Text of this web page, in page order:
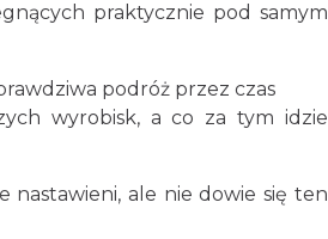
praktycznie pod samym
podróż przez czas
wyrobisk, a co za tym idzie
nastawieni, ale nie dowie się ten